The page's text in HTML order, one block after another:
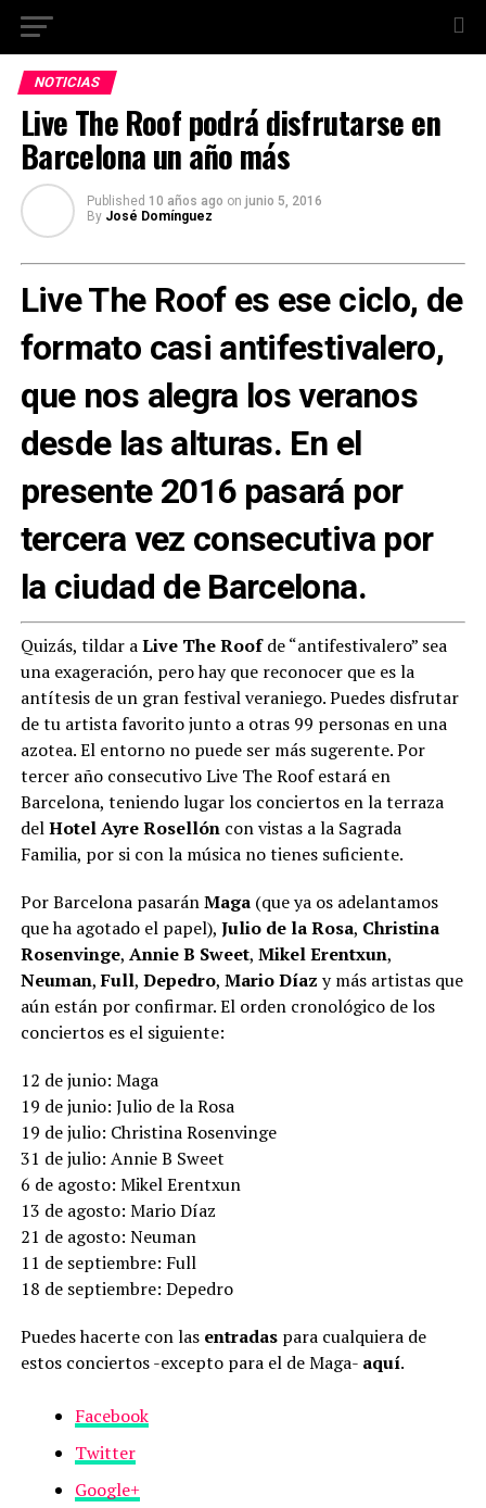
NOTICIAS
Live The Roof podrá disfrutarse en
Barcelona un año más
Published 10 años ago on junio 5, 2016
By José Domínguez
Live The Roof es ese ciclo, de
formato casi antifestivalero,
que nos alegra los veranos
desde las alturas. En el
presente 2016 pasará por
tercera vez consecutiva por
la ciudad de Barcelona.
Quizás, tildar aLive The Roofde “antifestivalero” sea
una exageración, pero hay que reconocer que es la
antítesis de un gran festival veraniego. Puedes disfrutar
de tu artista favorito junto a otras 99 personas en una
azotea. El entorno no puede ser más sugerente. Por
tercer año consecutivo Live The Roof estará en
Barcelona, teniendo lugar los conciertos en la terraza
delHotel Ayre Rosellóncon vistas a la Sagrada
Familia, por si con la música no tienes suficiente.
Por Barcelona pasaránMaga(que ya os adelantamos
que ha agotado el papel), Julio de la Rosa, Christina
Rosenvinge, Annie B Sweet, Mikel Erentxun,
Neuman,Full, Depedro, Mario Díaz y más artistas que
aún están por confirmar. El orden cronológico de los
conciertos es el siguiente:
12 de junio: Maga
19 de junio: Julio de la Rosa
19 de julio: Christina Rosenvinge
31 de julio: Annie B Sweet
6 de agosto: Mikel Erentxun
13 de agosto: Mario Díaz
21 de agosto: Neuman
11 de septiembre: Full
18 de septiembre: Depedro
Puedes hacerte con las entradaspara cualquiera de
estos conciertos -excepto para el de Maga- aquí.
Facebook
Twitter
Google+